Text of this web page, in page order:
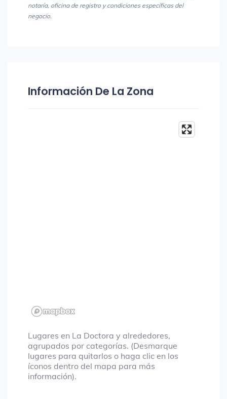
notaría, oficina de registro y condiciones específicas del
negocio.
Información De La Zona
Lugares en La Doctora y alrededores,
agrupados por categorías. (Desmarque
lugares para quitarlos o haga clic en los
íconos dentro del mapa para más
información).